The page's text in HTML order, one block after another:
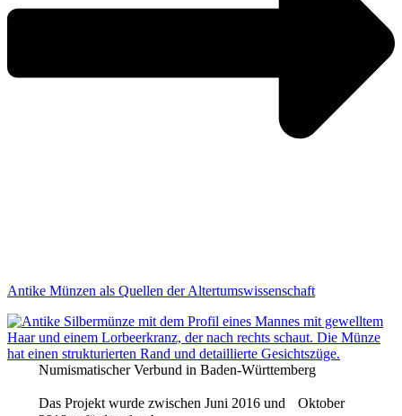
Antike Münzen als Quellen der Altertumswissenschaft
Numismatischer Verbund in Baden-Württemberg
Das Projekt wurde zwischen Juni 2016 und Oktober